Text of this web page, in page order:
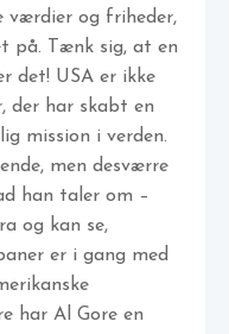
værdier og friheder,
på. Tænk sig, at en
det! USA er ikke
der har skabt en
mission i verden.
men desværre
han taler om –
og kan se,
er i gang med
har Al Gore en